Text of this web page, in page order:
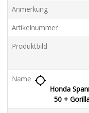
Honda
50 +
location_searching